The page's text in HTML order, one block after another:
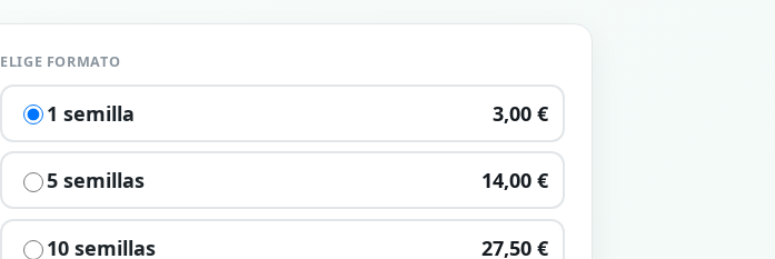
ELIGE FORMATO
1 semilla 3,00 €
5 semillas 14,00 €
10 semillas 27,50 €